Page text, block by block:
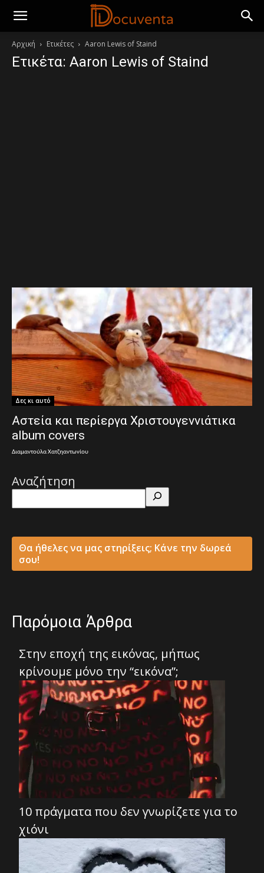
Αρχική Ετικέτες Aaron Lewis of Staind
Ετικέτα: Aaron Lewis of Staind
Δες κι αυτό
Αστεία και περίεργα Χριστουγεννιάτικα
album covers
Διαμαντούλα Χατζηαντωνίου
Αναζήτηση
Θα ήθελες να μας στηρίξεις; Κάνε την δωρεά
σου!
Παρόμοια Άρθρα
Στην εποχή της εικόνας, μήπως
κρίνουμε μόνο την “εικόνα”;
10 πράγματα που δεν γνωρίζετε για το
χιόνι